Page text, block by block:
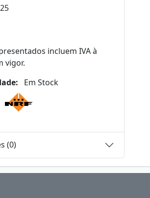
incluem IVA à
vigor.
Em Stock
(0)